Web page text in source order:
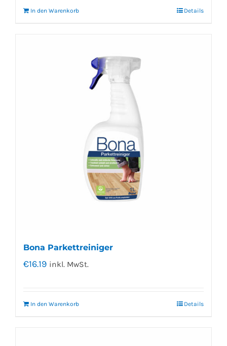
In den Warenkorb Details
Bona Parkettreiniger
€16.19 inkl. MwSt.
In den Warenkorb Details